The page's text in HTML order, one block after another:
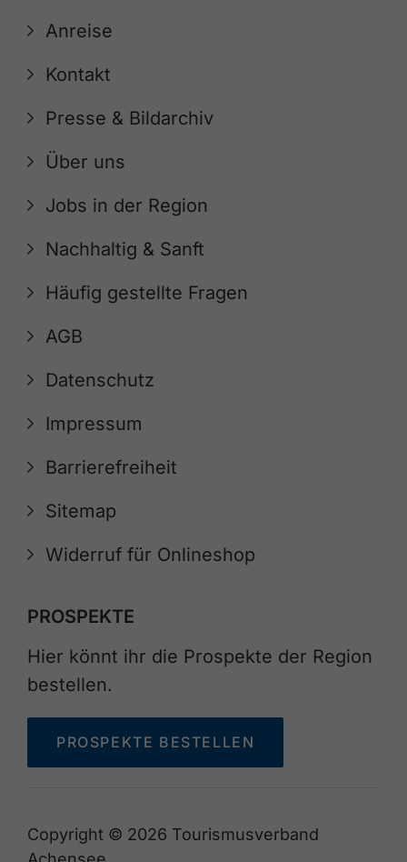
Anreise
Kontakt
Presse & Bildarchiv
Über uns
Jobs in der Region
Nachhaltig & Sanft
Häufig gestellte Fragen
AGB
Datenschutz
Impressum
Barrierefreiheit
Sitemap
Widerruf für Onlineshop
PROSPEKTE
Hier könnt ihr die Prospekte der Region
bestellen.
PROSPEKTE BESTELLEN
Copyright © 2026 Tourismusverband